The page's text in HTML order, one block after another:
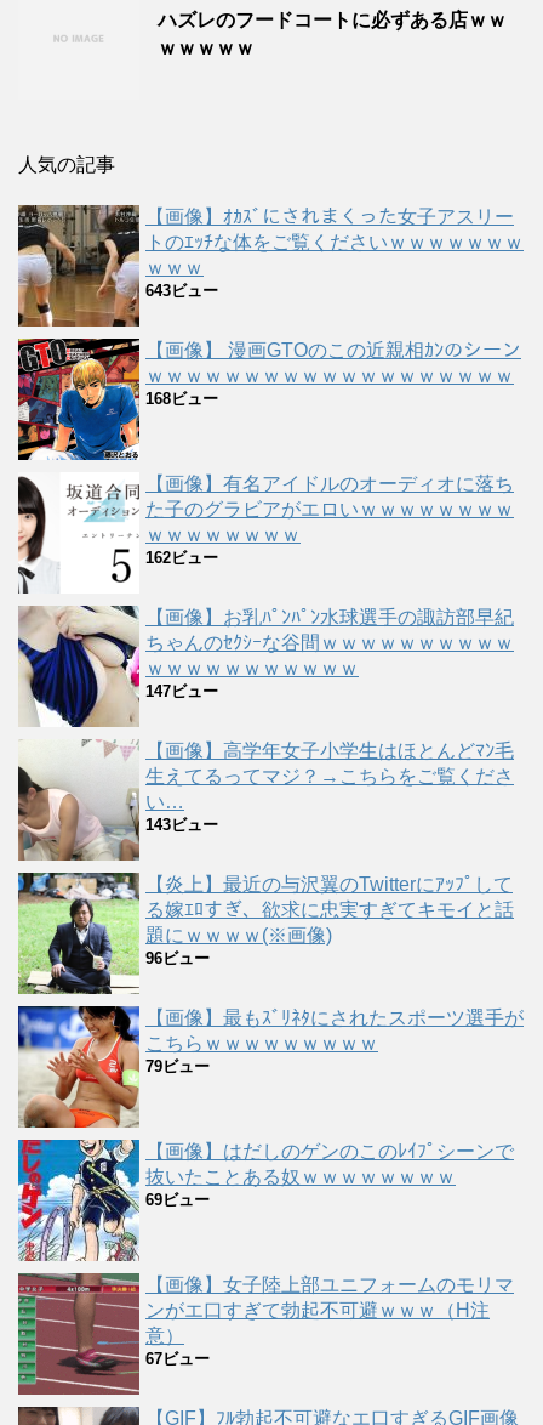
ハズレのフードコートに必ずある店ｗｗ
ｗｗｗｗｗ
人気の記事
【画像】ｵｶｽﾞにされまくった女子アスリー
トのｴｯﾁな体をご覧くださいｗｗｗｗｗｗｗ
ｗｗｗ
643ビュー
【画像】 漫画GTOのこの近親相ｶﾝのシーン
ｗｗｗｗｗｗｗｗｗｗｗｗｗｗｗｗｗｗｗ
168ビュー
【画像】有名アイドルのオーディオに落ち
た子のグラビアがエロいｗｗｗｗｗｗｗｗ
ｗｗｗｗｗｗｗｗ
162ビュー
【画像】お乳ﾊﾟﾝﾊﾟﾝ水球選手の諏訪部早紀
ちゃんのｾｸｼｰな谷間ｗｗｗｗｗｗｗｗｗｗ
ｗｗｗｗｗｗｗｗｗｗｗ
147ビュー
【画像】高学年女子小学生はほとんどﾏﾝ毛
生えてるってマジ？→こちらをご覧くださ
い…
143ビュー
【炎上】最近の与沢翼のTwitterにｱｯﾌﾟして
る嫁ｴﾛすぎ、欲求に忠実すぎてキモイと話
題にｗｗｗｗ(※画像)
96ビュー
【画像】最もｽﾞﾘﾈﾀにされたスポーツ選手が
こちらｗｗｗｗｗｗｗｗｗ
79ビュー
【画像】はだしのゲンのこのﾚｲﾌﾟシーンで
抜いたことある奴ｗｗｗｗｗｗｗｗ
69ビュー
【画像】女子陸上部ユニフォームのモリマ
ンがエ口すぎて勃起不可避ｗｗｗ（H注
意）
67ビュー
【GIF】ﾌﾙ勃起不可避なエ口すぎるGIF画像